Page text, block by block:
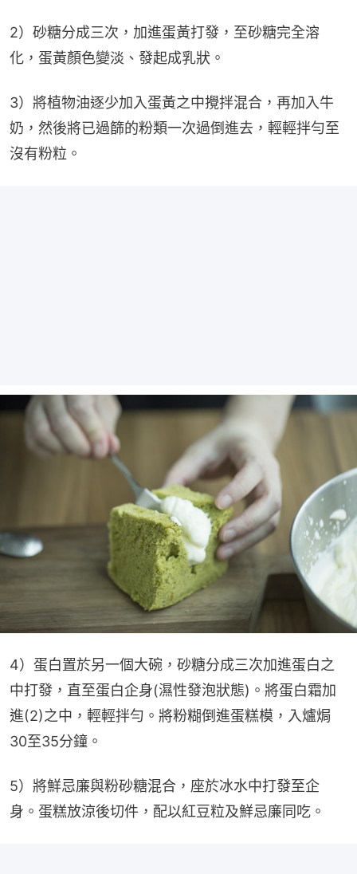
2）砂糖分成三次，加進蛋黃打發，至砂糖完全溶
化，蛋黃顏色變淡、發起成乳狀。
3）將植物油逐少加入蛋黃之中攪拌混合，再加入牛
奶，然後將已過篩的粉類一次過倒進去，輕輕拌勻至
沒有粉粒。
4）蛋白置於另一個大碗，砂糖分成三次加進蛋白之
中打發，直至蛋白企身(濕性發泡狀態)。將蛋白霜加
進(2)之中，輕輕拌勻。將粉糊倒進蛋糕模，入爐焗
30至35分鐘。
5）將鮮忌廉與粉砂糖混合，座於冰水中打發至企
身。蛋糕放涼後切件，配以紅豆粒及鮮忌廉同吃。